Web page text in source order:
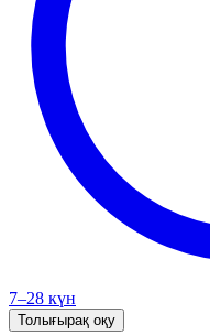
7–28 күн
Толығырақ оқу